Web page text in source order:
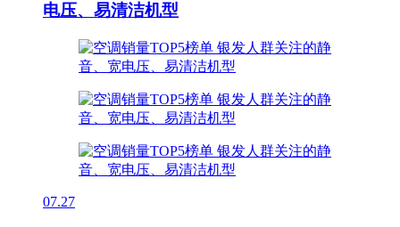
电压、易清洁机型
07.27